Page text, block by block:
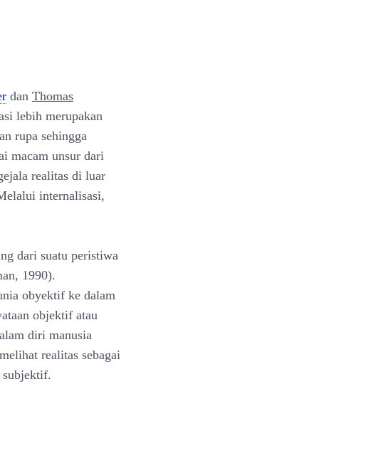
dan Thomas
lebih merupakan
rupa sehingga
macam unsur dari
realitas di luar
internalisasi,
dari suatu peristiwa
1990).
obyektif ke dalam
objektif atau
diri manusia
realitas sebagai
subjektif.